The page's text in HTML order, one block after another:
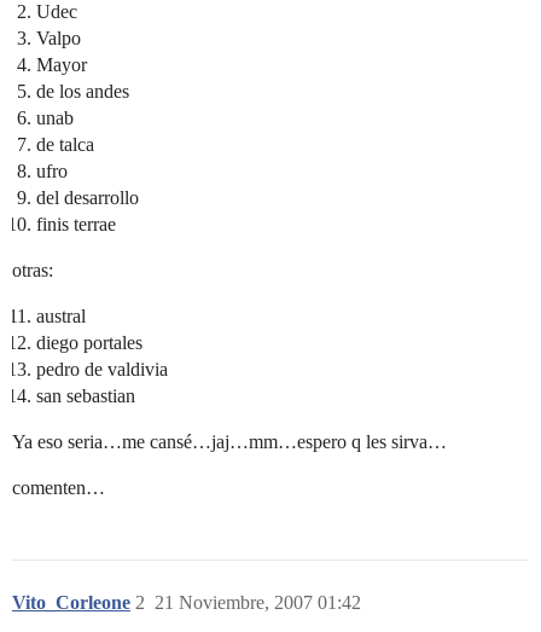
Udec
Valpo
Mayor
de los andes
unab
de talca
ufro
del desarrollo
finis terrae
otras:
austral
diego portales
pedro de valdivia
san sebastian
Ya eso seria…me cansé…jaj…mm…espero q les sirva…
comenten…
Vito_Corleone 21 Noviembre, 2007 01:42
2